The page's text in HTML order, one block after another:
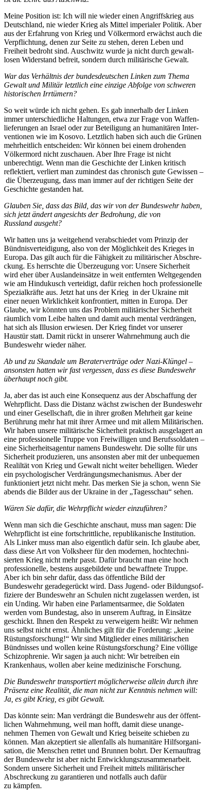
Meine Position ist: Ich will nie wieder einen Angriffs­krieg aus
Deutschland, nie wieder Krieg als Mittel imperialer Politik. Aber
aus der Erfahrung von Krieg und Völkermord erwächst auch die
Verpflichtung, denen zur Seite zu stehen, deren Leben und
Freiheit bedroht sind. Auschwitz wurde ja nicht durch gewalt­
losen Wider­stand befreit, sondern durch militä­rische Gewalt.
War das Verhältnis der bundes­deut­schen Linken zum Thema
Gewalt und Militär letztlich eine einzige Abfolge von schweren
histo­ri­schen Irrtümern?
So weit würde ich nicht gehen. Es gab innerhalb der Linken
immer unter­schied­liche Haltungen, etwa zur Frage von Waffen­
lie­fe­rungen an Israel oder zur Betei­ligung an humani­tären Inter­
ven­tionen wie im Kosovo. Letztlich haben sich auch die Grünen
mehrheitlich entscheiden: Wir können bei einem drohenden
Völkermord nicht zuschauen. Aber Ihre Frage ist nicht
unberechtigt. Wenn man die Geschichte der Linken kritisch
reflek­tiert, verliert man zumindest das chronisch gute Gewissen –
die Überzeugung, dass man immer auf der richtigen Seite der
Geschichte gestanden hat.
Glauben Sie, dass das Bild, das wir von der Bundeswehr haben,
sich jetzt ändert angesichts der Bedrohung, die von
Russland ausgeht?
Wir hatten uns ja weitgehend verab­schiedet vom Prinzip der
Bündnis­ver­tei­digung, also von der Möglichkeit des Krieges in
Europa. Das gilt auch für die Fähigkeit zu militä­ri­scher Abschre­
ckung. Es herrschte die Überzeugung vor: Unsere Sicherheit
wird eher über Ausland­ein­sätze in weit entfernten Weltge­genden
wie am Hindu­kusch verteidigt, dafür reichen hoch profes­sio­nelle
Spezi­al­kräfte aus. Jetzt hat uns der Krieg in der Ukraine mit
einer neuen Wirklichkeit konfron­tiert, mitten in Europa. Der
Glaube, wir könnten uns das Problem militä­ri­scher Sicherheit
räumlich vom Leibe halten und damit auch mental verdrängen,
hat sich als Illusion erwiesen. Der Krieg findet vor unserer
Haustür statt. Damit rückt in unserer Wahrnehmung auch die
Bundeswehr wieder näher.
Ab und zu Skandale um Berater­ver­träge oder Nazi-Klüngel –
ansonsten hatten wir fast vergessen, dass es diese Bundeswehr
überhaupt noch gibt.
Ja, aber das ist auch eine Konse­quenz aus der Abschaffung der
Wehrpflicht. Dass die Distanz wächst zwischen der Bundeswehr
und einer Gesell­schaft, die in ihrer großen Mehrheit gar keine
Berührung mehr hat mit ihrer Armee und mit allem Militä­ri­schen.
Wir haben unsere militä­rische Sicherheit praktisch ausge­lagert an
eine profes­sio­nelle Truppe von Freiwil­ligen und Berufs­sol­daten –
eine Sicher­heits­agentur namens Bundeswehr. Die sollte für uns
Sicherheit produ­zieren, uns ansonsten aber mit der unbequemen
Realiltät von Krieg und Gewalt nicht weiter behel­ligen. Wieder
ein psycho­lo­gi­scher Verdrän­gungs­me­cha­nismus. Aber der
funktio­niert jetzt nicht mehr. Das merken Sie ja schon, wenn Sie
abends die Bilder aus der Ukraine in der „Tages­schau“ sehen.
Wären Sie dafür, die Wehrpflicht wieder einzuführen?
Wenn man sich die Geschichte anschaut, muss man sagen: Die
Wehrpflicht ist eine fortschritt­liche, republi­ka­nische Insti­tution.
Als Linker muss man also eigentlich dafür sein. Ich glaube aber,
dass diese Art von Volksheer für den modernen, hochtech­ni­
sierten Krieg nicht mehr passt. Dafür braucht man eine hoch
profes­sio­nelle, bestens ausge­bildete und bewaffnete Truppe.
Aber ich bin sehr dafür, dass das öffent­liche Bild der
Bundeswehr gerade­ge­rückt wird. Dass Jugend- oder Bildungs­of­
fi­ziere der Bundeswehr an Schulen nicht zugelassen werden, ist
ein Unding. Wir haben eine Parla­ments­armee, die Soldaten
werden vom Bundestag, also in unserem Auftrag, in Einsätze
geschickt. Ihnen den Respekt zu verweigern heißt: Wir nehmen
uns selbst nicht ernst. Ähnliches gilt für die Forderung: „keine
Rüstungs­for­schung!“ Wir sind Mitglieder eines militä­ri­schen
Bündnisses und wollen keine Rüstungs­for­schung? Eine völlige
Schizo­phrenie. Wir sagen ja auch nicht: Wir betreiben ein
Krankenhaus, wollen aber keine medizi­nische Forschung.
Die Bundeswehr trans­por­tiert mögli­cher­weise allein durch ihre
Präsenz eine Realität, die man nicht zur Kenntnis nehmen will:
Ja, es gibt Krieg, es gibt Gewalt.
Das könnte sein: Man verdrängt die Bundeswehr aus der öffent­
lichen Wahrnehmung, weil man hofft, damit diese unange­
nehmen Themen von Gewalt und Krieg beiseite schieben zu
können. Man akzep­tiert sie allen­falls als humanitäre Hilfs­or­ga­ni­
sation, die Menschen rettet und Brunnen bohrt. Der Kernauftrag
der Bundeswehr ist aber nicht Entwick­lungs­zu­sam­men­arbeit.
Sondern unsere Sicherheit und Freiheit mittels militä­ri­scher
Abschre­ckung zu garan­tieren und notfalls auch dafür
zu kämpfen.